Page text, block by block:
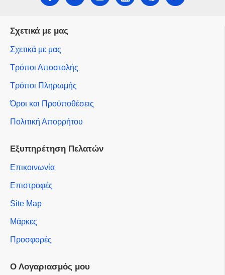
Σχετικά με μας
Σχετικά με μας
Τρόποι Αποστολής
Τρόποι Πληρωμής
Όροι και Προϋποθέσεις
Πολιτική Απορρήτου
Εξυπηρέτηση Πελατών
Επικοινωνία
Επιστροφές
Site Map
Μάρκες
Προσφορές
Ο Λογαριασμός μου